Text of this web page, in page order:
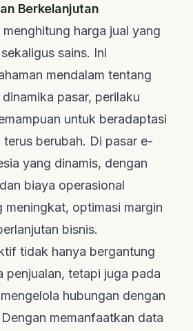
Berkelanjutan
harga jual yang
sains. Ini
mendalam tentang
pasar, perilaku
untuk beradaptasi
berubah. Di pasar e-
yang dinamis, dengan
biaya operasional
meningkat, optimasi margin
bisnis.
tidak hanya bergantung
penjualan, tetapi juga pada
hubungan dengan
memanfaatkan data